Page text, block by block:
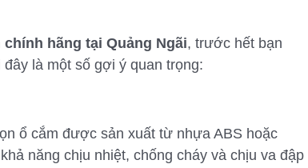
hãng tại Quảng Ngãi, trước hết bạn
là một số gợi ý quan trọng:
ổ cắm được sản xuất từ nhựa ABS hoặc
năng chịu nhiệt, chống cháy và chịu va đập